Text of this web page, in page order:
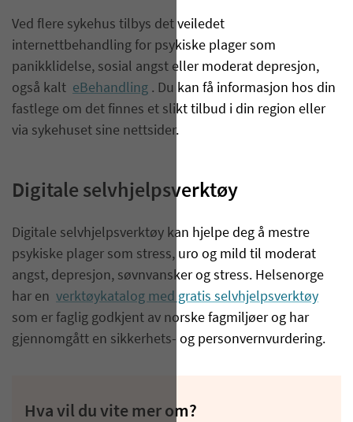
Ved flere sykehus tilbys det veiledet
internettbehandling for psykiske plager som
panikklidelse, sosial angst eller moderat depresjon,
også kalt eBehandling . Du kan få informasjon hos din
fastlege om det finnes et slikt tilbud i din region eller
via sykehuset sine nettsider.
Digitale selvhjelpsverktøy
Digitale selvhjelpsverktøy kan hjelpe deg å mestre
psykiske plager som stress, uro og mild til moderat
angst, depresjon, søvnvansker og stress. Helsenorge
har en verktøykatalog med gratis selvhjelpsverktøy
som er faglig godkjent av norske fagmiljøer og har
gjennomgått en sikkerhets- og personvernvurdering.
Hva vil du vite mer om?